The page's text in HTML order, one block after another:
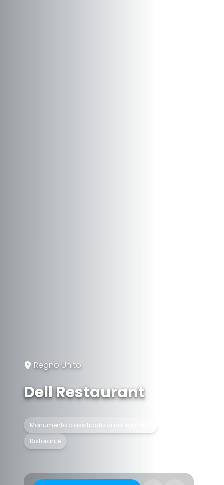
Regno Unito
Dell Restaurant
Monumento classificato di categoria II*
Ristorante